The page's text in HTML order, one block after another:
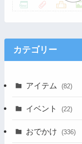
カテゴリー
アイテム (82)
イベント (22)
おでかけ (336)